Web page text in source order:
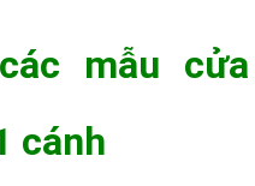
mẫu cửa
cánh